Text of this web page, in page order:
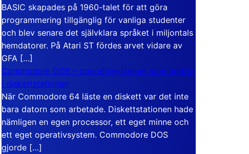
BASIC skapades på 1960-talet för att göra
programmering tillgänglig för vanliga studenter
och blev senare det självklara språket i miljontals
hemdatorer. På Atari ST fördes arvet vidare av
GFA […]
Commodore DOS – operativsystemet som bodde
i diskettstationen
När Commodore 64 läste en diskett var det inte
bara datorn som arbetade. Diskettstationen hade
nämligen en egen processor, ett eget minne och
ett eget operativsystem. Commodore DOS
gjorde […]